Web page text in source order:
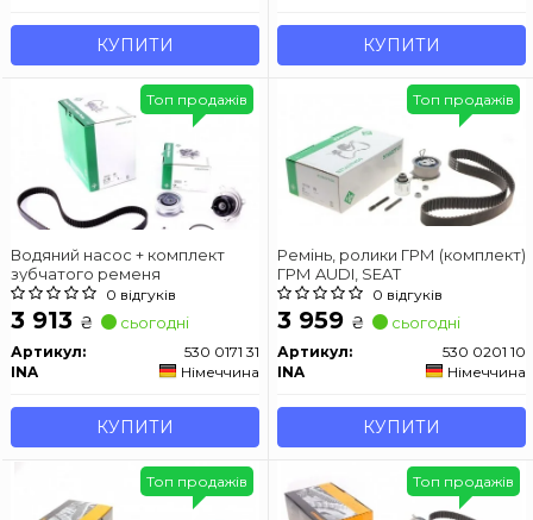
КУПИТИ КУПИТИ
Водяний насос + комплект
зубчатого ременя
0 відгуків
3 913 ₴ сьогодні
Артикул:
530 0171 31
INA
Німеччина
КУПИТИ
Топ продажів
Ремінь, ролики ГРМ (комплект)
ГРМ AUDI, SEAT
0 відгуків
3 959 ₴ сьогодні
Артикул:
530 0201 10
INA
Німеччина
КУПИТИ
Топ продажів
Топ продажів Топ продажів